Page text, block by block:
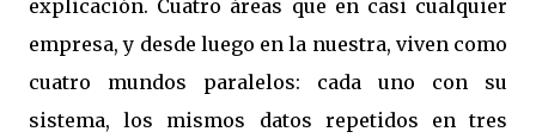
explicación. Cuatro áreas que en casi cualquier
empresa, y desde luego en la nuestra, viven como
cuatro mundos paralelos: cada uno con su
sistema, los mismos datos repetidos en tres